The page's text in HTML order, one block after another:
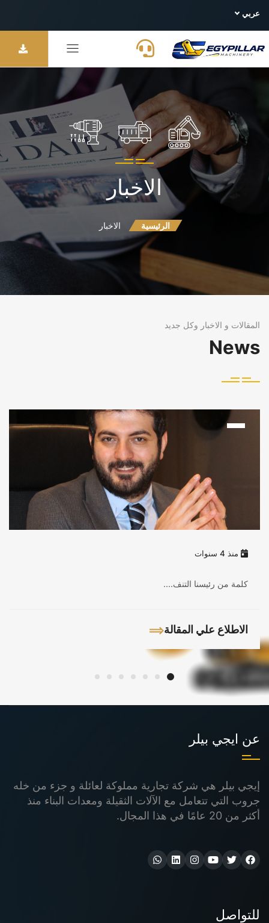
عربي
الاخبار
الرئيسية الاخبار
المقالات و الاخبار وكل جديد
News
منذ 4 سنوات
كلمة من رئيسنا التنف....
الاطلاع علي المقالة
عن ايجي بيلر
إيجي بيلر هي شركة تجارية مملوكة لعائلة و جزء من خله
جروب التي تتعامل مع الآلات الثقيلة ومعدات البناء منذ
أكثر من 20 عامًا في هذا المجال.
للتواصل